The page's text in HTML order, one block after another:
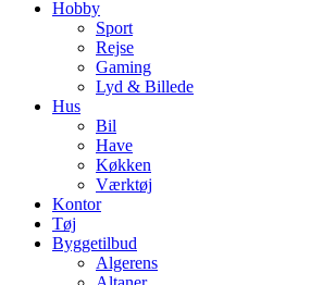
Hobby
Sport
Rejse
Gaming
Lyd & Billede
Hus
Bil
Have
Køkken
Værktøj
Kontor
Tøj
Byggetilbud
Algerens